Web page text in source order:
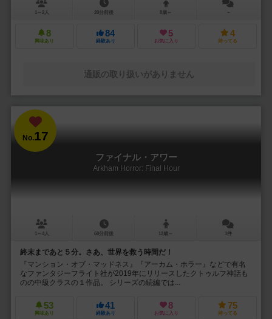
1～2人 20分前後 8歳～ －
8
興味あり
84
経験あり
5
お気に入り
4
持ってる
通販の取り扱いがありません
No.17
ファイナル・アワー
Arkham Horror: Final Hour
1～4人 60分前後 12歳～ 1件
終末まであと５分。さあ、世界を救う時間だ！
『マンション・オブ・マッドネス』『アーカム・ホラー』などで有名
なファンタジーフライト社が2019年にリリースしたクトゥルフ神話も
のの中級クラスの１作品。 シリーズの続編では...
53
興味あり
41
経験あり
8
お気に入り
75
持ってる